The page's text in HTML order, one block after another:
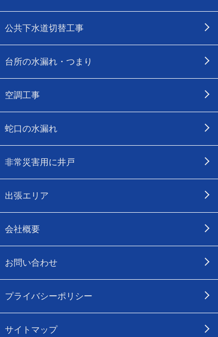
公共下水道切替工事
台所の水漏れ・つまり
空調工事
蛇口の水漏れ
非常災害用に井戸
出張エリア
会社概要
お問い合わせ
プライバシーポリシー
サイトマップ